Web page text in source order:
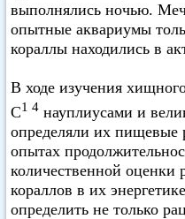
выполнялись ночью.
опытные аквариумы
кораллы находились в
В ходе изучения
С1 4 науплиусами и
определяли их пищевые
опытах
количественной
кораллов в их
определить не только